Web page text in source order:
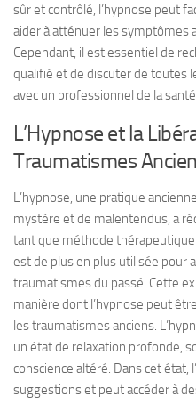
sûr et contrôlé, l’hypnose peut
aider à atténuer les symptômes
Cependant, il est essentiel de
qualifié et de discuter de toutes
avec un professionnel de la
L’Hypnose et la
Traumatismes
L’hypnose, une pratique
mystère et de malentendus, a
tant que méthode thérapeutique
est de plus en plus utilisée pour
traumatismes du passé. Cette
manière dont l’hypnose peut
les traumatismes anciens.
un état de relaxation profonde,
conscience altéré. Dans cet état,
suggestions et peut accéder à